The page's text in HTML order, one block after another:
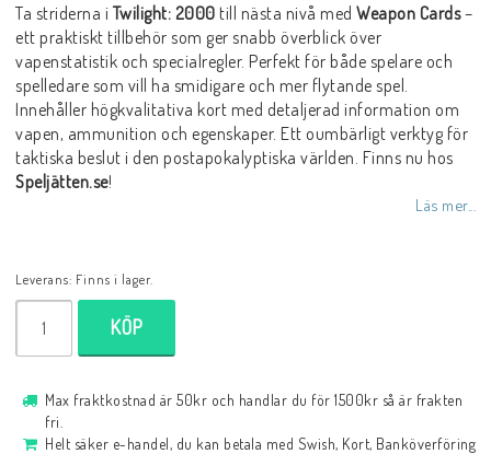
Ta striderna i Twilight: 2000 till nästa nivå med Weapon Cards–
ett praktiskt tillbehör som ger snabb överblick över
vapenstatistik och specialregler. Perfekt för både spelare och
spelledare som vill ha smidigare och mer flytande spel.
Innehåller högkvalitativa kort med detaljerad information om
vapen, ammunition och egenskaper. Ett oumbärligt verktyg för
taktiska beslut i den postapokalyptiska världen. Finns nu hos
Speljätten.se!
Läs mer...
Leverans: Finns i lager.
KÖP
Max fraktkostnad är 50kr och handlar du för 1500kr så är frakten
fri.
Helt säker e-handel, du kan betala med Swish, Kort, Banköverföring